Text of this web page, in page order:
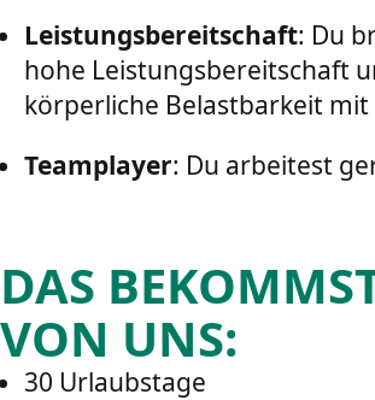
Leistungsbereitschaft: Du
hohe Leistungsbereitschaft
körperliche Belastbarkeit mit
Teamplayer: Du arbeitest
DAS
VON UNS:
30 Urlaubstage